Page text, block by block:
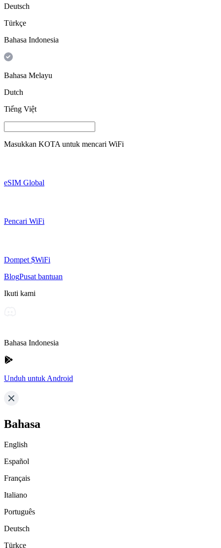
Deutsch
Türkçe
Bahasa Indonesia
Bahasa Melayu
Dutch
Tiếng Việt
Masukkan KOTA untuk mencari WiFi
eSIM Global
Pencari WiFi
Dompet $WiFi
BlogPusat bantuan
Ikuti kami
Bahasa Indonesia
Unduh untuk Android
Bahasa
English
Español
Français
Italiano
Português
Deutsch
Türkçe